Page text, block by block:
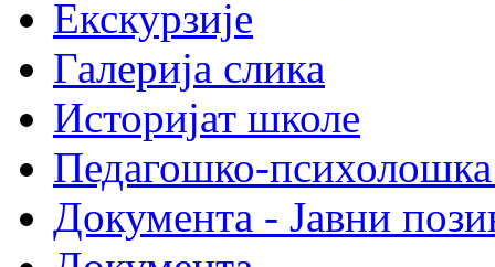
Екскурзије
Галерија слика
Историјат школе
Педагошко-психолошка
Документа - Јавни